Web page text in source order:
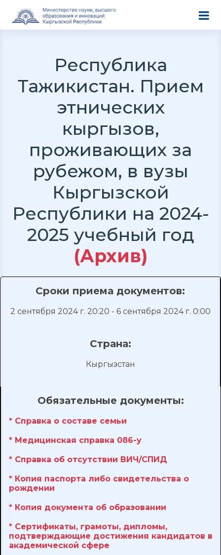
Республика
Тажикистан. Прием
этнических
кыргызов,
проживающих за
рубежом, в вузы
Кыргызской
Республики на 2024-
2025 учебный год
(Архив)
Сроки приема документов:
2 сентября 2024 г. 20:20 - 6 сентября 2024 г. 0:00
Страна:
Кыргызстан
Обязательные документы:
* Справка о составе семьи
* Медицинская справка 086-у
* Справка об отсутствии ВИЧ/СПИД
* Копия паспорта либо свидетельства о
рождении
* Копия документа об образовании
* Сертификаты, грамоты, дипломы,
подтверждающие достижения кандидатов в
академической сфере